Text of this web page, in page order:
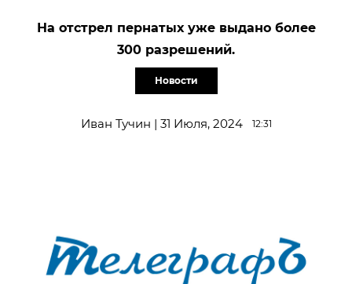
На отстрел пернатых уже выдано более
300 разрешений.
Новости
Иван Тучин | 31 Июля, 2024 12:31